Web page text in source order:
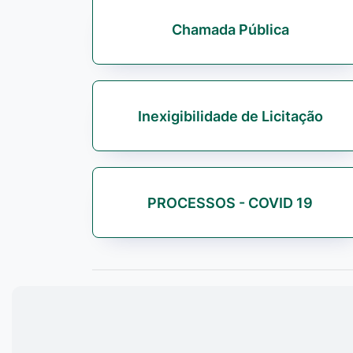
Chamada Pública
Inexigibilidade de Licitação
PROCESSOS - COVID 19